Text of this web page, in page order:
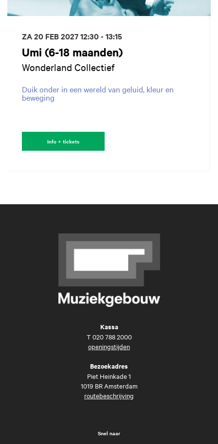
Umi (6-18 maanden)
Wonderland Collectief
Duik onder in een wereld van geluid, kleur en
beweging
ZA 20 FEB 202712:30 - 13:15
Info + tickets
Kassa
T 020 788 2000
openingstijden
Bezoekadres
Piet Heinkade 1
1019 BR Amsterdam
routebeschrijving
Snel naar